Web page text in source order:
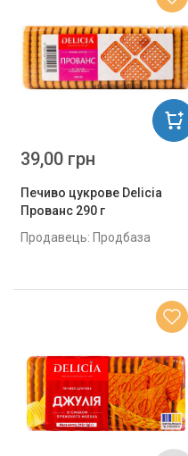
Печиво цукрове Delicia
Прованс 290 г
Продавець: Продбаза
39,00 грн